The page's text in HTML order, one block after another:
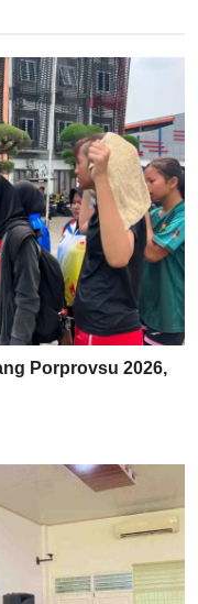
Porprovsu 2026,